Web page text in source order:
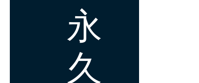
永
久